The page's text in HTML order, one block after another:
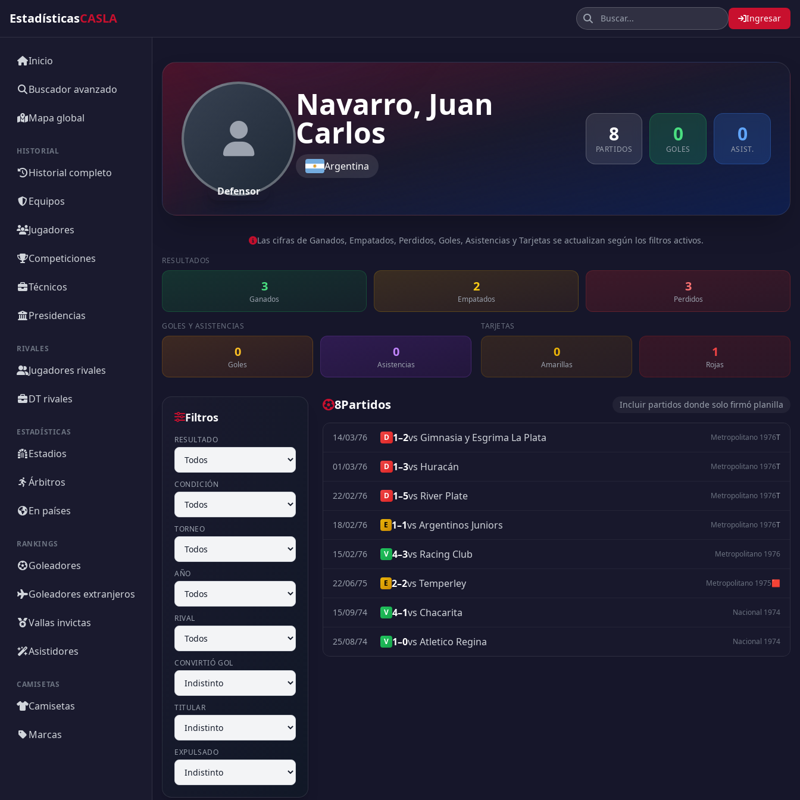
EstadísticasCASLA Ingresar
Inicio
Buscador avanzado
Mapa global
HISTORIAL
Historial completo
Equipos
Jugadores
Competiciones
Técnicos
Presidencias
RIVALES
Jugadores rivales
DT rivales
ESTADÍSTICAS
Estadios
Árbitros
En países
RANKINGS
Goleadores
Goleadores extranjeros
Vallas invictas
Asistidores
CAMISETAS
Camisetas
Marcas
Defensor
Navarro, Juan
Carlos
Argentina
8
PARTIDOS
0
GOLES
0
ASIST.
Las cifras de Ganados, Empatados, Perdidos, Goles, Asistencias y Tarjetas se actualizan según los filtros activos.
RESULTADOS
3
Ganados
2
Empatados
3
Perdidos
GOLES Y ASISTENCIAS
0
Goles
0
Asistencias
TARJETAS
0
Amarillas
1
Rojas
Filtros
RESULTADO
CONDICIÓN
TORNEO
AÑO
RIVAL
CONVIRTIÓ GOL
TITULAR
EXPULSADO
8Partidos Incluir partidos donde solo firmó planilla
14/03/76 D 1–2vs Gimnasia y Esgrima La Plata Metropolitano 1976T
01/03/76 D 1–3vs Huracán Metropolitano 1976T
22/02/76 D 1–5vs River Plate Metropolitano 1976T
18/02/76 E 1–1vs Argentinos Juniors Metropolitano 1976T
15/02/76 V 4–3vs Racing Club Metropolitano 1976
22/06/75 E 2–2vs Temperley Metropolitano 1975🟥
15/09/74 V 4–1vs Chacarita Nacional 1974
25/08/74 V 1–0vs Atletico Regina Nacional 1974